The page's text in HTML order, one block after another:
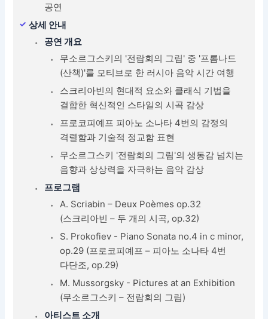
공연
상세 안내
공연 개요
무소르그스키의 '전람회의 그림' 중 '프롬나드
(산책)'를 모티브로 한 러시아 음악 시간 여행
스크리아빈의 현대적 요소와 클래식 기법을
결합한 혁신적인 스타일의 시곡 감상
프로코피예프 피아노 소나타 4번의 감정의
격렬함과 기술적 정교함 표현
무소르그스키 '전람회의 그림'의 생동감 넘치는
음향과 상상력을 자극하는 음악 감상
프로그램
A. Scriabin – Deux Poèmes op.32
(스크리아빈 – 두 개의 시곡, op.32)
S. Prokofiev - Piano Sonata no.4 in c minor,
op.29 (프로코피예프 – 피아노 소나타 4번
다단조, op.29)
M. Mussorgsky - Pictures at an Exhibition
(무소르그스키 – 전람회의 그림)
아티스트 소개